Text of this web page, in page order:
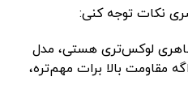
نکات توجه کنی:
لوکس‌تری هستی، مدل
مقاومت بالا برات مهم‌تره،